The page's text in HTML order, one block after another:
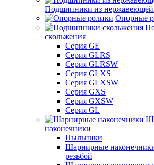
Подшипники из нержавеющей
Опорные
скольжения
Серия GE
Серия GLRS
Серия GLRSW
Серия GLXS
Серия GLXSW
Серия GXS
Серия GXSW
Серия GL
наконечники
Пыльники
Шарнирные
резьбой